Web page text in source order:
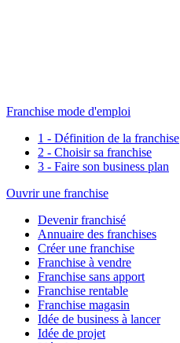
Franchise mode d'emploi
1 - Définition de la franchise
2 - Choisir sa franchise
3 - Faire son business plan
Ouvrir une franchise
Devenir franchisé
Annuaire des franchises
Créer une franchise
Franchise à vendre
Franchise sans apport
Franchise rentable
Franchise magasin
Idée de business à lancer
Idée de projet